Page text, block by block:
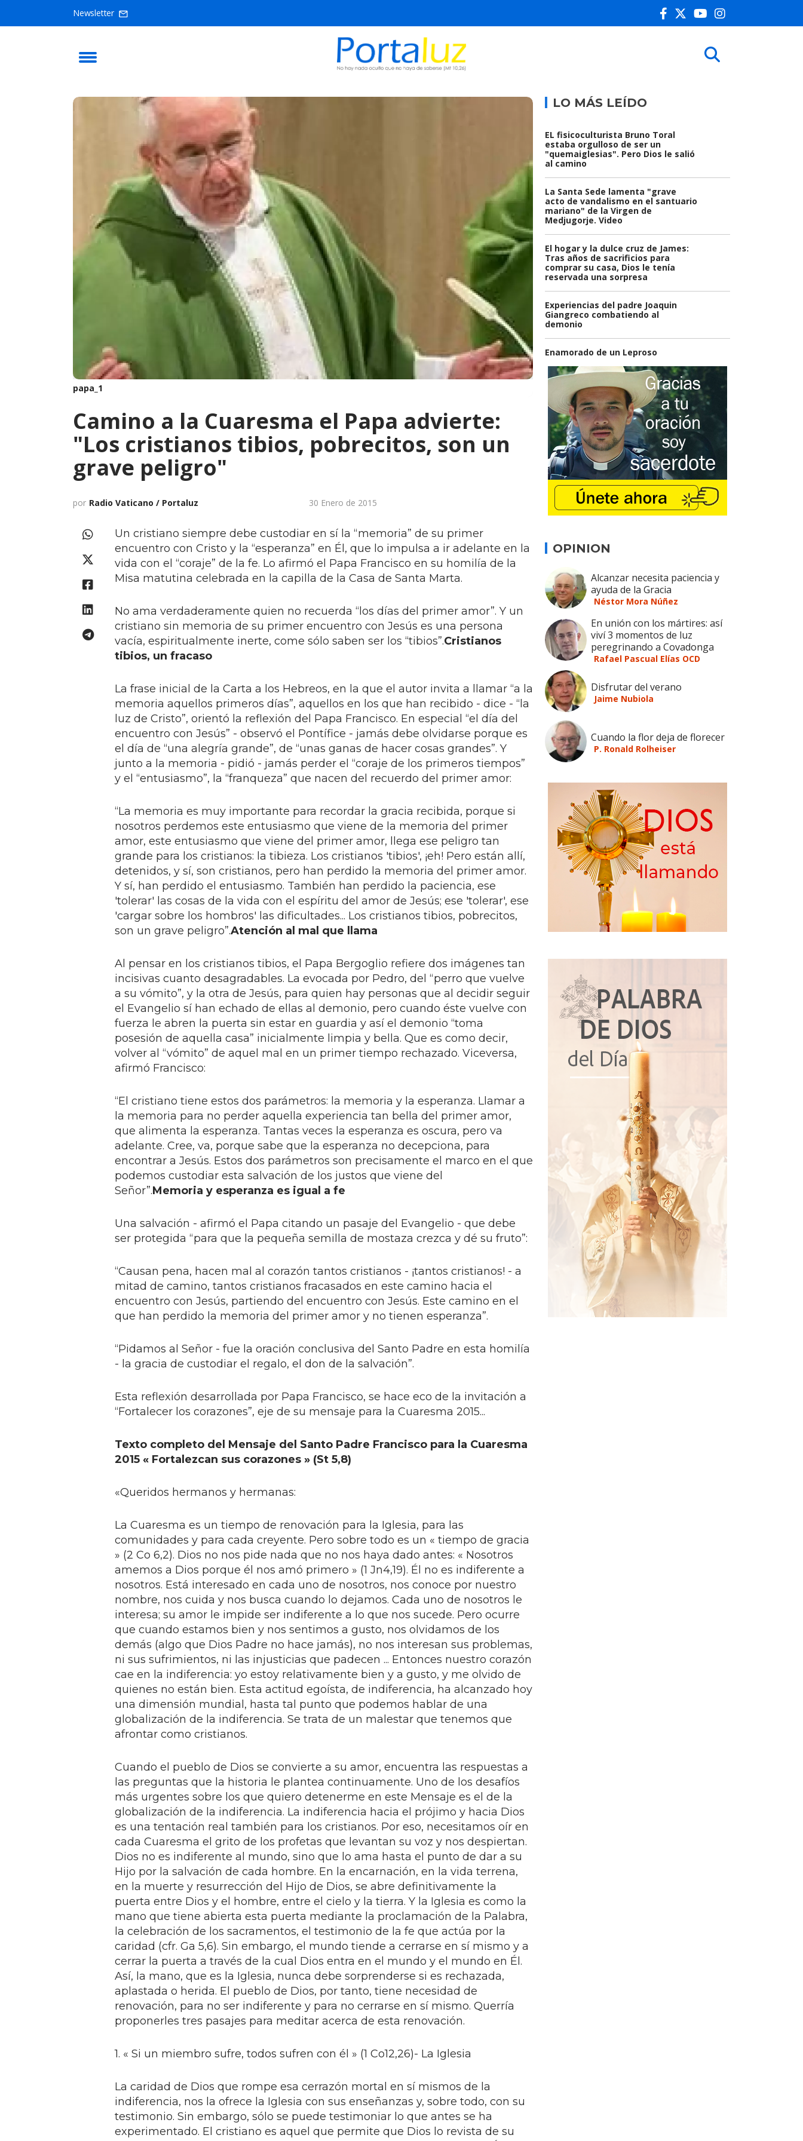
Newsletter
papa_1
Camino a la Cuaresma el Papa advierte:
"Los cristianos tibios, pobrecitos, son un
grave peligro"
por Radio Vaticano / Portaluz 30 Enero de 2015
Un cristiano siempre debe custodiar en sí la “memoria” de su primer
encuentro con Cristo y la “esperanza” en Él, que lo impulsa a ir adelante en la
vida con el “coraje” de la fe. Lo afirmó el Papa Francisco en su homilía de la
Misa matutina celebrada en la capilla de la Casa de Santa Marta.
No ama verdaderamente quien no recuerda “los días del primer amor”. Y un
cristiano sin memoria de su primer encuentro con Jesús es una persona
vacía, espiritualmente inerte, come sólo saben ser los “tibios”.Cristianos
tibios, un fracaso
La frase inicial de la Carta a los Hebreos, en la que el autor invita a llamar “a la
memoria aquellos primeros días”, aquellos en los que han recibido - dice - “la
luz de Cristo”, orientó la reflexión del Papa Francisco. En especial “el día del
encuentro con Jesús” - observó el Pontífice - jamás debe olvidarse porque es
el día de “una alegría grande”, de “unas ganas de hacer cosas grandes”. Y
junto a la memoria - pidió - jamás perder el “coraje de los primeros tiempos”
y el “entusiasmo”, la “franqueza” que nacen del recuerdo del primer amor:
“La memoria es muy importante para recordar la gracia recibida, porque si
nosotros perdemos este entusiasmo que viene de la memoria del primer
amor, este entusiasmo que viene del primer amor, llega ese peligro tan
grande para los cristianos: la tibieza. Los cristianos 'tibios', ¡eh! Pero están allí,
detenidos, y sí, son cristianos, pero han perdido la memoria del primer amor.
Y sí, han perdido el entusiasmo. También han perdido la paciencia, ese
'tolerar' las cosas de la vida con el espíritu del amor de Jesús; ese 'tolerar', ese
'cargar sobre los hombros' las dificultades... Los cristianos tibios, pobrecitos,
son un grave peligro”.Atención al mal que llama
Al pensar en los cristianos tibios, el Papa Bergoglio refiere dos imágenes tan
incisivas cuanto desagradables. La evocada por Pedro, del “perro que vuelve
a su vómito”, y la otra de Jesús, para quien hay personas que al decidir seguir
el Evangelio sí han echado de ellas al demonio, pero cuando éste vuelve con
fuerza le abren la puerta sin estar en guardia y así el demonio “toma
posesión de aquella casa” inicialmente limpia y bella. Que es como decir,
volver al “vómito” de aquel mal en un primer tiempo rechazado. Viceversa,
afirmó Francisco:
“El cristiano tiene estos dos parámetros: la memoria y la esperanza. Llamar a
la memoria para no perder aquella experiencia tan bella del primer amor,
que alimenta la esperanza. Tantas veces la esperanza es oscura, pero va
adelante. Cree, va, porque sabe que la esperanza no decepciona, para
encontrar a Jesús. Estos dos parámetros son precisamente el marco en el que
podemos custodiar esta salvación de los justos que viene del
Señor”.Memoria y esperanza es igual a fe
Una salvación - afirmó el Papa citando un pasaje del Evangelio - que debe
ser protegida “para que la pequeña semilla de mostaza crezca y dé su fruto”:
“Causan pena, hacen mal al corazón tantos cristianos - ¡tantos cristianos! - a
mitad de camino, tantos cristianos fracasados en este camino hacia el
encuentro con Jesús, partiendo del encuentro con Jesús. Este camino en el
que han perdido la memoria del primer amor y no tienen esperanza”.
“Pidamos al Señor - fue la oración conclusiva del Santo Padre en esta homilía
- la gracia de custodiar el regalo, el don de la salvación”.
Esta reflexión desarrollada por Papa Francisco, se hace eco de la invitación a
“Fortalecer los corazones”, eje de su mensaje para la Cuaresma 2015...
Texto completo del Mensaje del Santo Padre Francisco para la Cuaresma
2015 « Fortalezcan sus corazones » (St 5,8)
«Queridos hermanos y hermanas:
La Cuaresma es un tiempo de renovación para la Iglesia, para las
comunidades y para cada creyente. Pero sobre todo es un « tiempo de gracia
» (2 Co 6,2). Dios no nos pide nada que no nos haya dado antes: « Nosotros
amemos a Dios porque él nos amó primero » (1 Jn4,19). Él no es indiferente a
nosotros. Está interesado en cada uno de nosotros, nos conoce por nuestro
nombre, nos cuida y nos busca cuando lo dejamos. Cada uno de nosotros le
interesa; su amor le impide ser indiferente a lo que nos sucede. Pero ocurre
que cuando estamos bien y nos sentimos a gusto, nos olvidamos de los
demás (algo que Dios Padre no hace jamás), no nos interesan sus problemas,
ni sus sufrimientos, ni las injusticias que padecen ... Entonces nuestro corazón
cae en la indiferencia: yo estoy relativamente bien y a gusto, y me olvido de
quienes no están bien. Esta actitud egoísta, de indiferencia, ha alcanzado hoy
una dimensión mundial, hasta tal punto que podemos hablar de una
globalización de la indiferencia. Se trata de un malestar que tenemos que
afrontar como cristianos.
Cuando el pueblo de Dios se convierte a su amor, encuentra las respuestas a
las preguntas que la historia le plantea continuamente. Uno de los desafíos
más urgentes sobre los que quiero detenerme en este Mensaje es el de la
globalización de la indiferencia. La indiferencia hacia el prójimo y hacia Dios
es una tentación real también para los cristianos. Por eso, necesitamos oír en
cada Cuaresma el grito de los profetas que levantan su voz y nos despiertan.
Dios no es indiferente al mundo, sino que lo ama hasta el punto de dar a su
Hijo por la salvación de cada hombre. En la encarnación, en la vida terrena,
en la muerte y resurrección del Hijo de Dios, se abre definitivamente la
puerta entre Dios y el hombre, entre el cielo y la tierra. Y la Iglesia es como la
mano que tiene abierta esta puerta mediante la proclamación de la Palabra,
la celebración de los sacramentos, el testimonio de la fe que actúa por la
caridad (cfr. Ga 5,6). Sin embargo, el mundo tiende a cerrarse en sí mismo y a
cerrar la puerta a través de la cual Dios entra en el mundo y el mundo en Él.
Así, la mano, que es la Iglesia, nunca debe sorprenderse si es rechazada,
aplastada o herida. El pueblo de Dios, por tanto, tiene necesidad de
renovación, para no ser indiferente y para no cerrarse en sí mismo. Querría
proponerles tres pasajes para meditar acerca de esta renovación.
1. « Si un miembro sufre, todos sufren con él » (1 Co12,26)- La Iglesia
La caridad de Dios que rompe esa cerrazón mortal en sí mismos de la
indiferencia, nos la ofrece la Iglesia con sus enseñanzas y, sobre todo, con su
testimonio. Sin embargo, sólo se puede testimoniar lo que antes se ha
experimentado. El cristiano es aquel que permite que Dios lo revista de su
LO MÁS LEÍDO
EL fisicoculturista Bruno Toral
estaba orgulloso de ser un
"quemaiglesias". Pero Dios le salió
al camino
La Santa Sede lamenta "grave
acto de vandalismo en el santuario
mariano" de la Virgen de
Medjugorje. Video
El hogar y la dulce cruz de James:
Tras años de sacrificios para
comprar su casa, Dios le tenía
reservada una sorpresa
Experiencias del padre Joaquin
Giangreco combatiendo al
demonio
Enamorado de un Leproso
OPINION
Alcanzar necesita paciencia y
ayuda de la Gracia
Néstor Mora Núñez
En unión con los mártires: así
viví 3 momentos de luz
peregrinando a Covadonga
Rafael Pascual Elías OCD
Disfrutar del verano
Jaime Nubiola
Cuando la flor deja de florecer
P. Ronald Rolheiser